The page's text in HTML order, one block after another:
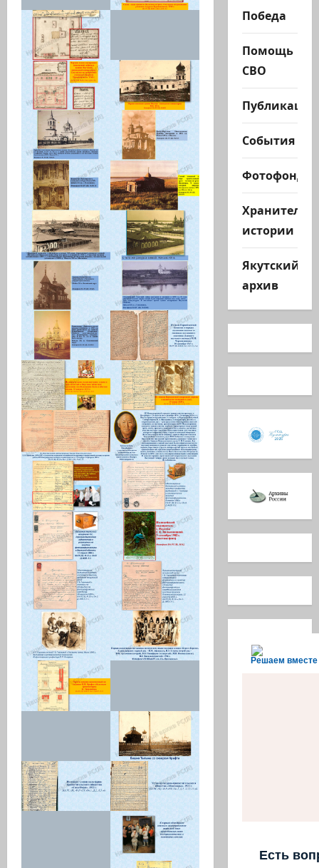
Победа
Помощь
СВО
Публикации
События
Фотофонд
Хранители
истории
Якутский
архив
Решаем вместе
Есть